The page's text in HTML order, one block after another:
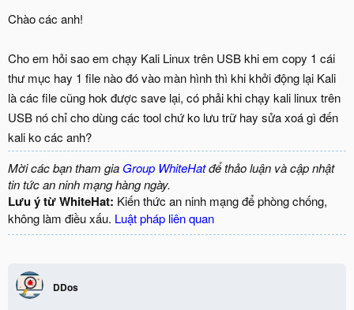
Chào các anh!
Cho em hỏi sao em chạy Kali Linux trên USB khi em copy 1 cái
thư mục hay 1 file nào đó vào màn hình thì khi khởi động lại Kali
là các file cũng hok được save lại, có phải khi chạy kali linux trên
USB nó chỉ cho dùng các tool chứ ko lưu trữ hay sửa xoá gì đến
kali ko các anh?
Mời các bạn tham gia Group WhiteHatđể thảo luận và cập nhật
tin tức an ninh mạng hàng ngày.
Lưu ý từ WhiteHat: Kiến thức an ninh mạng để phòng chống,
không làm điều xấu. Luật pháp liên quan
DDos